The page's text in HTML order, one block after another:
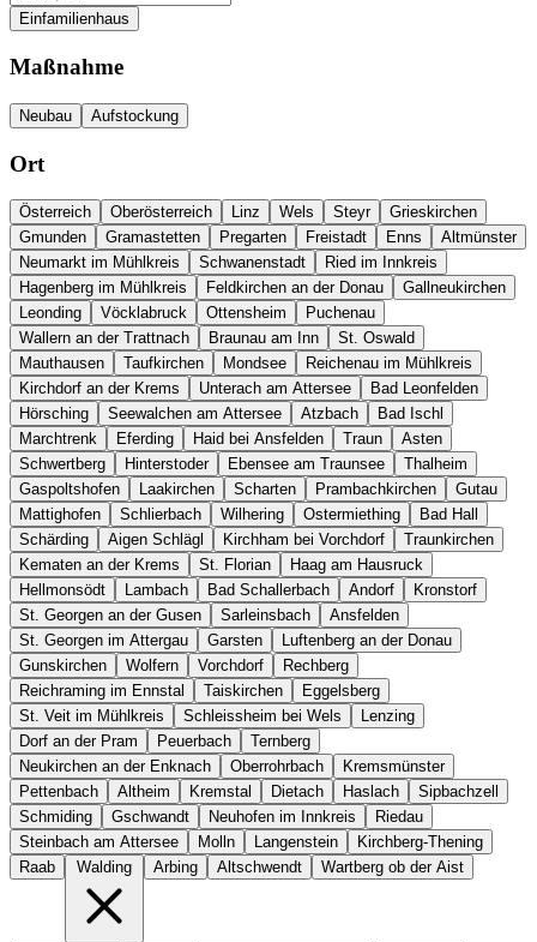
Einfamilienhaus
Maßnahme
Neubau Aufstockung
Ort
Österreich Oberösterreich Linz Wels Steyr
Grieskirchen
Gmunden
Gramastetten Pregarten Freistadt Enns
Altmünster
Neumarkt im Mühlkreis
Schwanenstadt
Ried im Innkreis
Hagenberg im Mühlkreis
Feldkirchen an der Donau
Gallneukirchen
Leonding
Vöcklabruck Ottensheim
Puchenau
Wallern an der Trattnach
Braunau am Inn
St. Oswald
Mauthausen
Taufkirchen Mondsee
Reichenau im Mühlkreis
Kirchdorf an der Krems
Unterach am Attersee
Bad Leonfelden
Hörsching
Seewalchen am Attersee Atzbach
Bad Ischl
Marchtrenk
Eferding Haid bei Ansfelden Traun
Asten
Schwertberg
Hinterstoder Ebensee am Traunsee
Thalheim
Gaspoltshofen
Laakirchen Scharten Prambachkirchen
Gutau
Mattighofen
Schlierbach Wilhering Ostermiething
Bad Hall
Schärding
Aigen Schlägl Kirchham bei Vorchdorf
Traunkirchen
Kematen an der Krems
St. Florian
Haag am Hausruck
Hellmonsödt
Lambach Bad Schallerbach Andorf
Kronstorf
St. Georgen an der Gusen
Sarleinsbach
Ansfelden
St. Georgen im Attergau
Garsten
Luftenberg an der Donau
Gunskirchen
Wolfern Vorchdorf
Rechberg
Reichraming im Ennstal
Taiskirchen
Eggelsberg
St. Veit im Mühlkreis
Schleissheim bei Wels
Lenzing
Dorf an der Pram
Peuerbach
Ternberg
Neukirchen an der Enknach
Oberrohrbach
Kremsmünster
Pettenbach
Altheim Kremstal Dietach Haslach
Sipbachzell
Schmiding
Gschwandt Neuhofen im Innkreis
Riedau
Steinbach am Attersee
Molln Langenstein
Kirchberg-Thening
Raab
Walding Arbing Altschwendt Wartberg ob der Aist